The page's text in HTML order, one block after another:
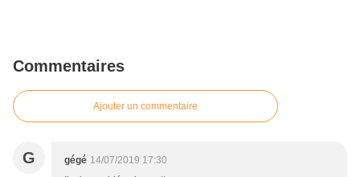
Commentaires
Ajouter un commentaire
G gégé 14/07/2019 17:30